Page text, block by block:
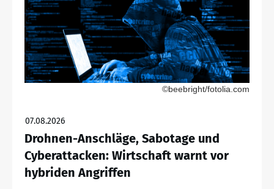
©beebright/fotolia.com
07.08.2026
Drohnen-Anschläge, Sabotage und
Cyberattacken: Wirtschaft warnt vor
hybriden Angriffen